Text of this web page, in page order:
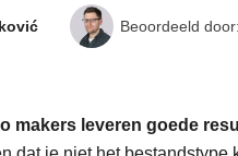
Beoordeeld door:
makers leveren goede